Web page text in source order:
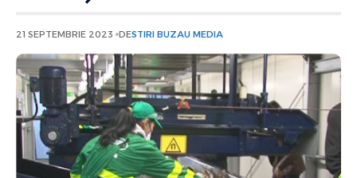
21 SEPTEMBRIE 2023 DESTIRI BUZAU MEDIA